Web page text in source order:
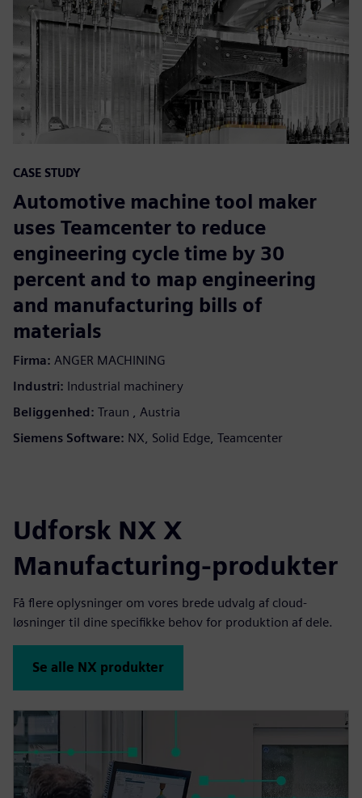
CASE STUDY
Automotive machine tool maker
uses Teamcenter to reduce
engineering cycle time by 30
percent and to map engineering
and manufacturing bills of
materials
Firma: ANGER MACHINING
Industri: Industrial machinery
Beliggenhed: Traun , Austria
Siemens Software: NX, Solid Edge, Teamcenter
Udforsk NX X
Manufacturing-produkter
Få flere oplysninger om vores brede udvalg af cloud-
løsninger til dine specifikke behov for produktion af dele.
Se alle NX produkter